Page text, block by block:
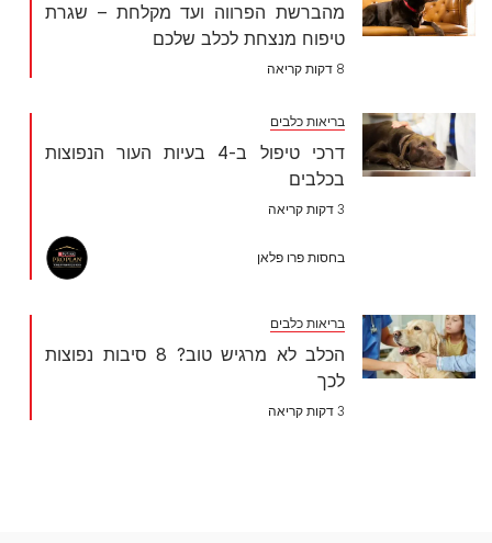
מהברשת הפרווה ועד מקלחת – שגרת
טיפוח מנצחת לכלב שלכם
8 דקות קריאה
בריאות כלבים
דרכי טיפול ב-4 בעיות העור הנפוצות
בכלבים
3 דקות קריאה
בחסות פרו פלאן
בריאות כלבים
הכלב לא מרגיש טוב? 8 סיבות נפוצות
לכך
3 דקות קריאה